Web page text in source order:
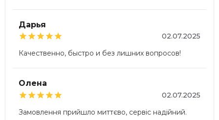
Дарья

02.07.2025
Качественно, быстро и без лишних вопросов!
Олена

02.07.2025
Замовлення прийшло миттєво, сервіс надійний.